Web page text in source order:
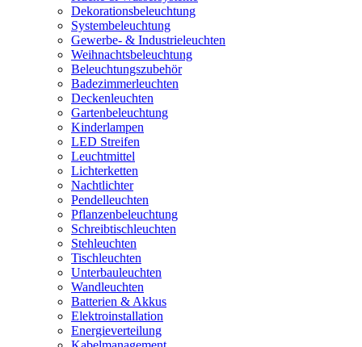
Dekorationsbeleuchtung
Systembeleuchtung
Gewerbe- & Industrieleuchten
Weihnachtsbeleuchtung
Beleuchtungszubehör
Badezimmerleuchten
Deckenleuchten
Gartenbeleuchtung
Kinderlampen
LED Streifen
Leuchtmittel
Lichterketten
Nachtlichter
Pendelleuchten
Pflanzenbeleuchtung
Schreibtischleuchten
Stehleuchten
Tischleuchten
Unterbauleuchten
Wandleuchten
Batterien & Akkus
Elektroinstallation
Energieverteilung